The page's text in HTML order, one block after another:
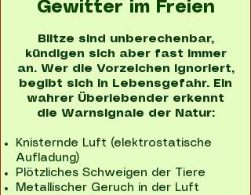
Gewitter im Freien
Blitze sind unberechenbar,
kündigen sich aber fast immer
an. Wer die Vorzeichen ignoriert,
begibt sich in Lebensgefahr. Ein
wahrer Überlebender erkennt
die Warnsignale der Natur:
Knisternde Luft (elektrostatische
Aufladung)
Plötzliches Schweigen der Tiere
Metallischer Geruch in der Luft